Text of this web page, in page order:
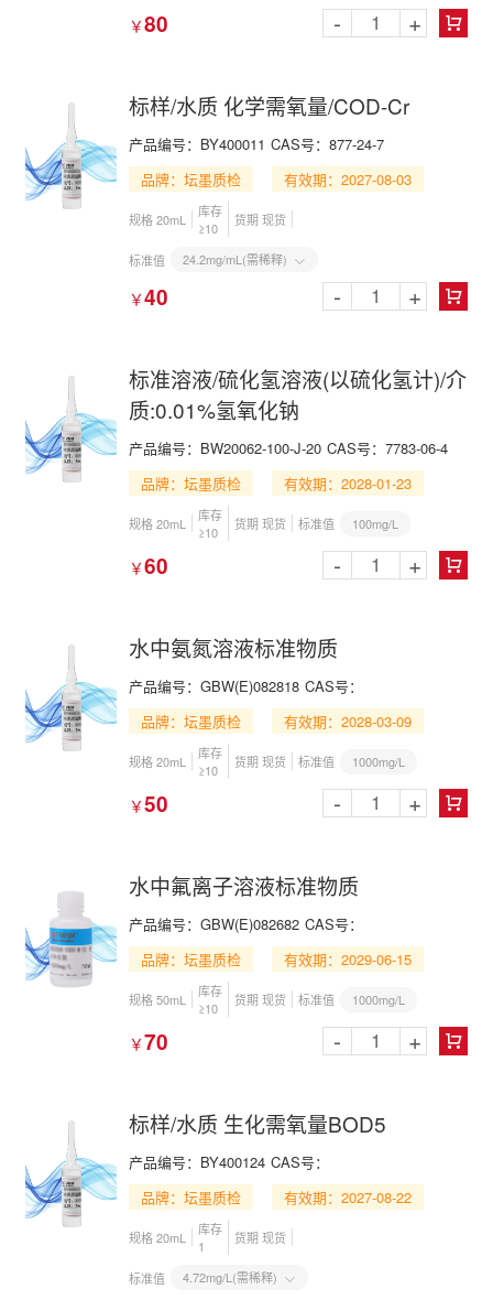
￥80 
- +
标样/水质 化学需氧量/COD-Cr
产品编号：BY400011 CAS号：877-24-7
品牌：坛墨质检
有效期：2027-08-03
规格 20mL
库存
≥10
货期 现货
标准值 24.2mg/mL(需稀释) 
￥40 
- +
标准溶液/硫化氢溶液(以硫化氢计)/介
质:0.01%氢氧化钠
产品编号：BW20062-100-J-20 CAS号：7783-06-4
品牌：坛墨质检
有效期：2028-01-23
规格 20mL
库存
≥10
货期 现货 标准值 100mg/L
￥60 
- +
水中氨氮溶液标准物质
产品编号：GBW(E)082818 CAS号：
品牌：坛墨质检
有效期：2028-03-09
规格 20mL
库存
≥10
货期 现货 标准值 1000mg/L
￥50 
- +
水中氟离子溶液标准物质
产品编号：GBW(E)082682 CAS号：
品牌：坛墨质检
有效期：2029-06-15
规格 50mL
库存
≥10
货期 现货 标准值 1000mg/L
￥70 
- +
标样/水质 生化需氧量BOD5
产品编号：BY400124 CAS号：
品牌：坛墨质检
有效期：2027-08-22
规格 20mL
库存
1
货期 现货
标准值 4.72mg/L(需稀释) 